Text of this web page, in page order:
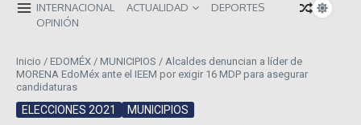
INTERNACIONAL
ACTUALIDAD
DEPORTES
OPINIÓN
Inicio / EDOMÉX / MUNICIPIOS / Alcaldes denuncian a líder de
MORENA EdoMéx ante el IEEM por exigir 16 MDP para asegurar
candidaturas
ELECCIONES 2O21 MUNICIPIOS